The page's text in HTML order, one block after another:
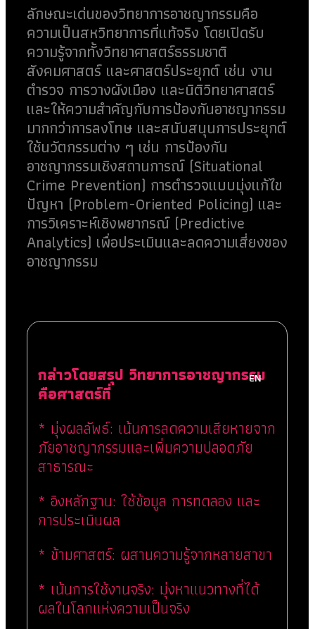
EN
ลักษณะเด่นของวิทยาการอาชญากรรมคือ
ความเป็นสหวิทยาการที่แท้จริง โดยเปิดรับ
ความรู้จากทั้งวิทยาศาสตร์ธรรมชาติ
สังคมศาสตร์ และศาสตร์ประยุกต์ เช่น งาน
ตำรวจ การวางผังเมือง และนิติวิทยาศาสตร์
และให้ความสำคัญกับการป้องกันอาชญากรรม
มากกว่าการลงโทษ และสนับสนุนการประยุกต์
ใช้นวัตกรรมต่าง ๆ เช่น การป้องกัน
อาชญากรรมเชิงสถานการณ์ (Situational
Crime Prevention) การตำรวจแบบมุ่งแก้ไข
ปัญหา (Problem-Oriented Policing) และ
การวิเคราะห์เชิงพยากรณ์ (Predictive
Analytics) เพื่อประเมินและลดความเสี่ยงของ
อาชญากรรม
กล่าวโดยสรุป วิทยาการอาชญากรรม
คือศาสตร์ที่
* มุ่งผลลัพธ์: เน้นการลดความเสียหายจาก
ภัยอาชญากรรมและเพิ่มความปลอดภัย
สาธารณะ
* อิงหลักฐาน: ใช้ข้อมูล การทดลอง และ
การประเมินผล
* ข้ามศาสตร์: ผสานความรู้จากหลายสาขา
* เน้นการใช้งานจริง: มุ่งหาแนวทางที่ได้
ผลในโลกแห่งความเป็นจริง